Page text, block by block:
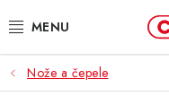
na
ZAHRADA, LES
Nože a čepele